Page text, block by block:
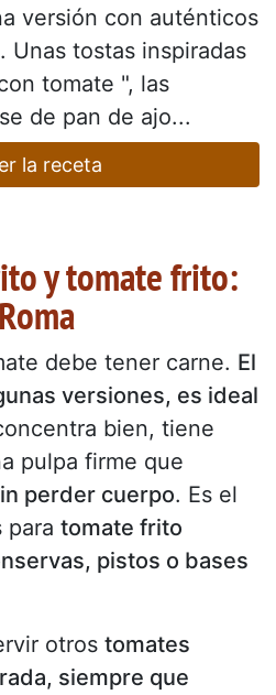
versión con auténticos
Unas tostas inspiradas
tomate ", las
de pan de ajo...
la receta
y tomate frito:
debe tener carne. El
versiones, es ideal
bien, tiene
pulpa firme que
perder cuerpo. Es el
para tomate frito
pistos o bases
otros tomates
siempre que